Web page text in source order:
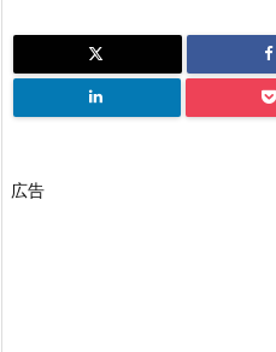
広告